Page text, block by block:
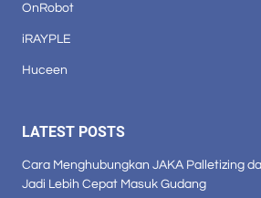
OnRobot
iRAYPLE
Huceen
LATEST POSTS
Cara Menghubungkan JAKA Palletizing
Jadi Lebih Cepat Masuk Gudang